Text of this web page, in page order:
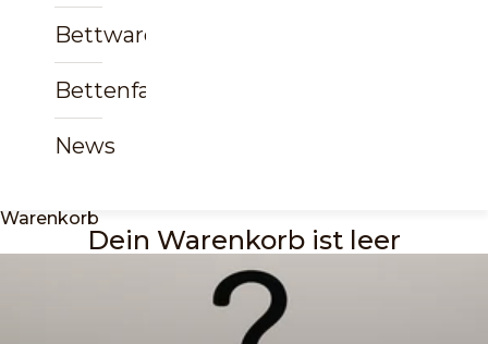
Bettwaren
Bettenfachgeschäft
News
Warenkorb
Dein Warenkorb ist leer